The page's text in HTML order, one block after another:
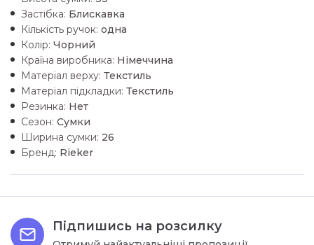
Застібка: Блискавка
Кількість ручок: одна
Колір: Чорний
Країна виробника: Німеччина
Матеріал верху: Текстиль
Матеріал підкладки: Текстиль
Резинка: Нет
Сезон: Сумки
Ширина сумки: 26
Бренд: Rieker
Підпишись на розсилку